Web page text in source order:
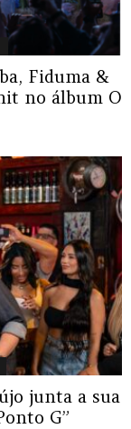
Fiduma &
no álbum O
junta a sua
G”